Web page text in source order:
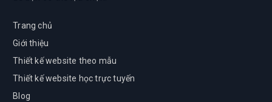
Trang chủ
Giới thiệu
Thiết kế website theo mẫu
Thiết kế website học trực tuyến
Blog